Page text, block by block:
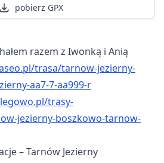
pobierz GPX
razem z Iwonką i Anią
trasa/tarnow-jezierny-
aa7-7-aa999-r
trasy-
jezierny-boszkowo-tarnow-
– Tarnów Jezierny